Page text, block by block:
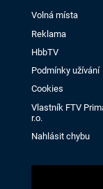
Volná místa
Reklama
HbbTV
Podmínky užívání
Cookies
Vlastník FTV
r.o.
Nahlásit chybu